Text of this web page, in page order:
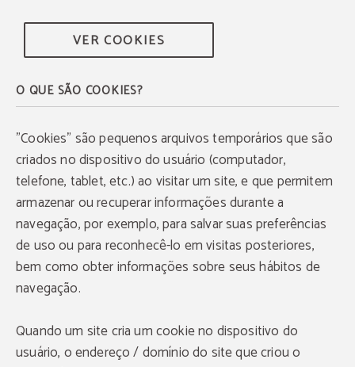
VER COOKIES
O QUE SÃO COOKIES?
"Cookies" são pequenos arquivos temporários que são
criados no dispositivo do usuário (computador,
telefone, tablet, etc.) ao visitar um site, e que permitem
armazenar ou recuperar informações durante a
navegação, por exemplo, para salvar suas preferências
de uso ou para reconhecê-lo em visitas posteriores,
bem como obter informações sobre seus hábitos de
navegação.
Quando um site cria um cookie no dispositivo do
usuário, o endereço / domínio do site que criou o